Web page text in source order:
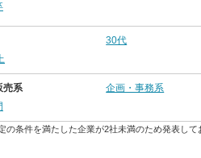
30代
売系 企画・事務系
条件を満たした企業が2社未満のため発表して